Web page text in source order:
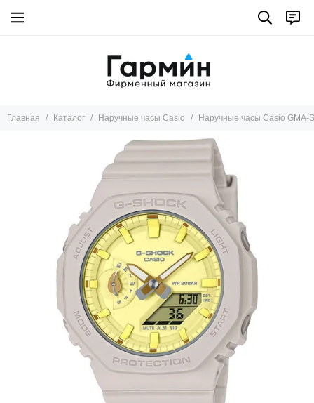
Главная Каталог Наручные часы Casio Наручные часы Casio GMA-